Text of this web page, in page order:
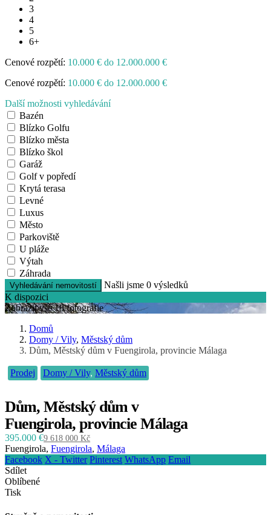
3
4
5
6+
Cenové rozpětí: 10.000 € do 12.000.000 €
Cenové rozpětí: 10.000 € do 12.000.000 €
Další možnosti vyhledávání
Bazén
Blízko Golfu
Blízko města
Blízko škol
Garáž
Golf v popředí
Krytá terasa
Levné
Luxus
Město
Parkoviště
U pláže
Výtah
Záhrada
Vyhledávání nemovitostí Našli jsme0 výsledků
K dispozici
Zobrazit vše 18 fotografie
Domů
Domy / Vily,Městský dům
Dům, Městský dům v Fuengirola, provincie Málaga
Prodej Domy / Vily,Městský dům
Dům, Městský dům v
Fuengirola, provincie Málaga
395.000 €9 618 000 Kč
Fuengirola,Fuengirola,Málaga
Facebook X - Twitter Pinterest WhatsApp Email
Sdílet
Oblíbené
Tisk